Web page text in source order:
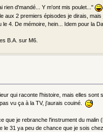
rien d'mandé... Y m'ont mis poulet..."
aux 2 premiers épisodes je dirais, mais
4. De mémoire, hein... Idem pour la
B.A. sur M6.
qui raconte l'histoire, mais elles sont
vu ça à la TV, j'aurais couiné.
que je rebranche l'instrument du malin
le 31 ya peu de chance que je sois